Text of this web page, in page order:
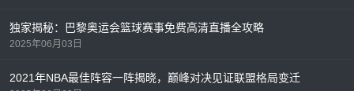
独家揭秘：巴黎奥运会篮球赛事免费高清直播全攻略
2025年06月03日
2021年NBA最佳阵容一阵揭晓，巅峰对决见证联盟格局变迁